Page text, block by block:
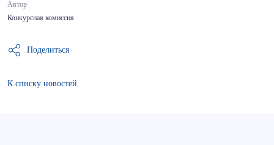
Автор
Конкурсная комиссия
Поделиться
К списку новостей